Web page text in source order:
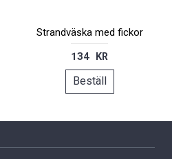
Strandväska med fickor
134 KR
Beställ